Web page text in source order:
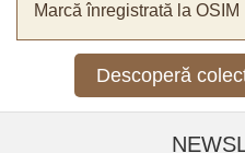
Marcă înregistrată la OSIM
Descoperă